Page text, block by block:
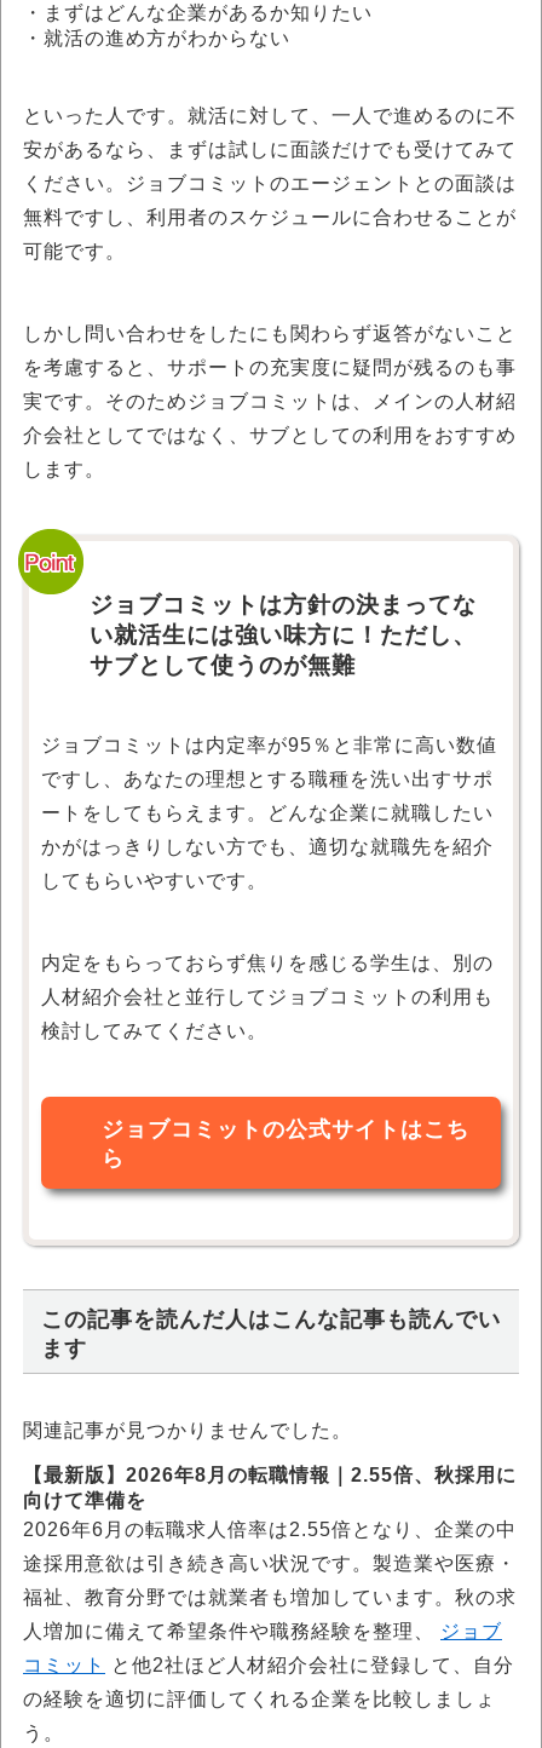
・まずはどんな企業があるか知りたい
・就活の進め方がわからない
といった人です。就活に対して、一人で進めるのに不
安があるなら、まずは試しに面談だけでも受けてみて
ください。ジョブコミットのエージェントとの面談は
無料ですし、利用者のスケジュールに合わせることが
可能です。
しかし問い合わせをしたにも関わらず返答がないこと
を考慮すると、サポートの充実度に疑問が残るのも事
実です。そのためジョブコミットは、メインの人材紹
介会社としてではなく、サブとしての利用をおすすめ
します。
ジョブコミットは方針の決まってな
い就活生には強い味方に！ただし、
サブとして使うのが無難
ジョブコミットは内定率が95％と非常に高い数値
ですし、あなたの理想とする職種を洗い出すサポ
ートをしてもらえます。どんな企業に就職したい
かがはっきりしない方でも、適切な就職先を紹介
してもらいやすいです。
内定をもらっておらず焦りを感じる学生は、別の
人材紹介会社と並行してジョブコミットの利用も
検討してみてください。
ジョブコミットの公式サイトはこち
ら
この記事を読んだ人はこんな記事も読んでい
ます
関連記事が見つかりませんでした。
【最新版】2026年8月の転職情報｜2.55倍、秋採用に
向けて準備を
2026年6月の転職求人倍率は2.55倍となり、企業の中
途採用意欲は引き続き高い状況です。製造業や医療・
福祉、教育分野では就業者も増加しています。秋の求
人増加に備えて希望条件や職務経験を整理、
ジョブ
コミット
と他2社ほど人材紹介会社に登録して、自分
の経験を適切に評価してくれる企業を比較しましょ
う。